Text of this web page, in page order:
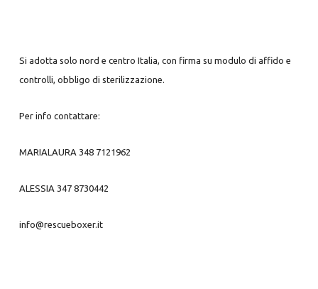
Si adotta solo nord e centro Italia, con firma su modulo di affido e
controlli, obbligo di sterilizzazione.
Per info contattare:
MARIALAURA 348 7121962
ALESSIA 347 8730442
info@rescueboxer.it